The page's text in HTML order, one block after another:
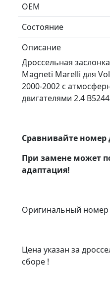
ОЕМ
Состояние
Описание
Дроссельная
Magneti Marelli для
2000-2002 с
двигателями 2.4
Сравнивайте номер
При замене может
адаптация!
Оригинальный номер
Цена указан за
сборе !